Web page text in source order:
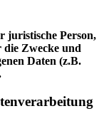
juristische Person,
die Zwecke und
Daten (z.B.